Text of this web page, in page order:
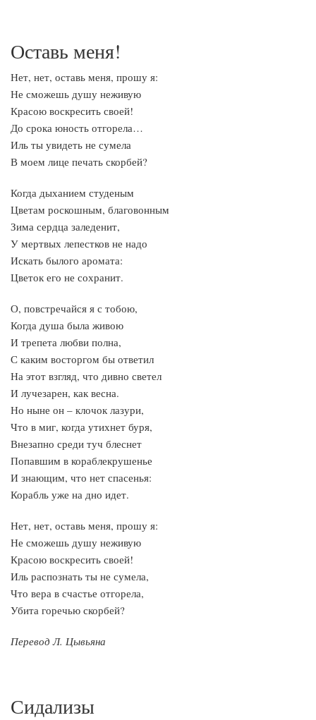
Оставь меня!
Нет, нет, оставь меня, прошу я:
Не сможешь душу неживую
Красою воскресить своей!
До срока юность отгорела…
Иль ты увидеть не сумела
В моем лице печать скорбей?
Когда дыханием студеным
Цветам роскошным, благовонным
Зима сердца заледенит,
У мертвых лепестков не надо
Искать былого аромата:
Цветок его не сохранит.
О, повстречайся я с тобою,
Когда душа была живою
И трепета любви полна,
С каким восторгом бы ответил
На этот взгляд, что дивно светел
И лучезарен, как весна.
Но ныне он – клочок лазури,
Что в миг, когда утихнет буря,
Внезапно среди туч блеснет
Попавшим в кораблекрушенье
И знающим, что нет спасенья:
Корабль уже на дно идет.
Нет, нет, оставь меня, прошу я:
Не сможешь душу неживую
Красою воскресить своей!
Иль распознать ты не сумела,
Что вера в счастье отгорела,
Убита горечью скорбей?
Перевод Л. Цывьяна
Сидализы